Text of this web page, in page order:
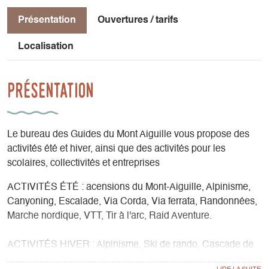
Présentation Ouvertures / tarifs
Localisation
Présentation
Le bureau des Guides du Mont Aiguille vous propose des
activités été et hiver, ainsi que des activités pour les
scolaires, collectivités et entreprises
ACTIVITÉS ÉTÉ : acensions du Mont-Aiguille, Alpinisme,
Canyoning, Escalade, Via Corda, Via ferrata, Randonnées,
Marche nordique, VTT, Tir à l'arc, Raid Aventure.
ACTIVITÉS HIVER : Alpinisme, Ski de rando, Cascade de
glace, Raquettes